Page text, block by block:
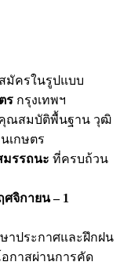
มัครในรูปแบบ
ร กรุงเทพฯ
ณสมบัติพื้นฐาน วุฒิ
เกษตร
รรถนะ ที่ครบถ้วน
ศจิกายน – 1
าประกาศและฝึกฝน
กาสผ่านการคัด